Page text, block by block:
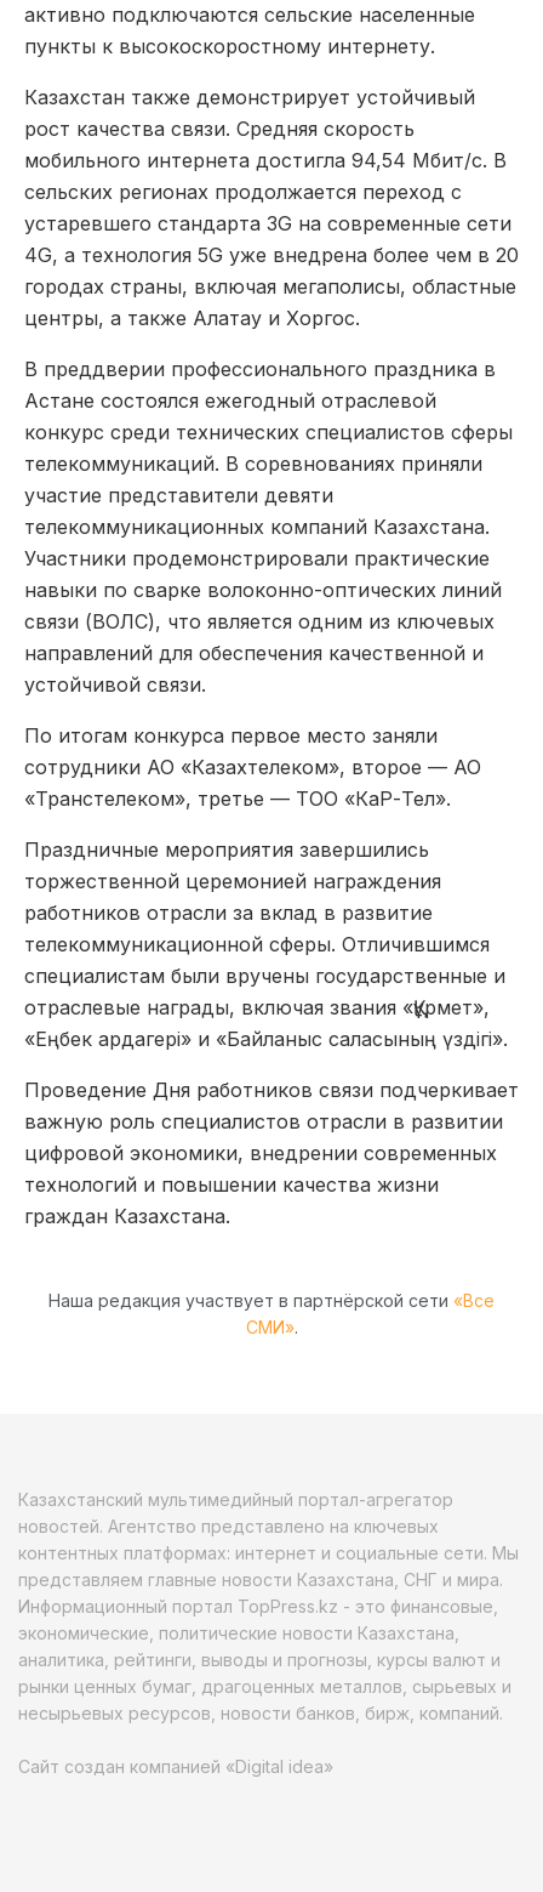
активно подключаются сельские населенные
пункты к высокоскоростному интернету.
Казахстан также демонстрирует устойчивый
рост качества связи. Средняя скорость
мобильного интернета достигла 94,54 Мбит/с. В
сельских регионах продолжается переход с
устаревшего стандарта 3G на современные сети
4G, а технология 5G уже внедрена более чем в 20
городах страны, включая мегаполисы, областные
центры, а также Алатау и Хоргос.
В преддверии профессионального праздника в
Астане состоялся ежегодный отраслевой
конкурс среди технических специалистов сферы
телекоммуникаций. В соревнованиях приняли
участие представители девяти
телекоммуникационных компаний Казахстана.
Участники продемонстрировали практические
навыки по сварке волоконно-оптических линий
связи (ВОЛС), что является одним из ключевых
направлений для обеспечения качественной и
устойчивой связи.
По итогам конкурса первое место заняли
сотрудники АО «Казахтелеком», второе — АО
«Транстелеком», третье — ТОО «КаР-Тел».
Праздничные мероприятия завершились
торжественной церемонией награждения
работников отрасли за вклад в развитие
телекоммуникационной сферы. Отличившимся
специалистам были вручены государственные и
отраслевые награды, включая звания «Құрмет»,
«Еңбек ардагері» и «Байланыс саласының үздігі».
Проведение Дня работников связи подчеркивает
важную роль специалистов отрасли в развитии
цифровой экономики, внедрении современных
технологий и повышении качества жизни
граждан Казахстана.
Наша редакция участвует в партнёрской сети «Все
СМИ».
Казахстанский мультимедийный портал-агрегатор
новостей. Агентство представлено на ключевых
контентных платформах: интернет и социальные сети. Мы
представляем главные новости Казахстана, СНГ и мира.
Информационный портал TopPress.kz - это финансовые,
экономические, политические новости Казахстана,
аналитика, рейтинги, выводы и прогнозы, курсы валют и
рынки ценных бумаг, драгоценных металлов, сырьевых и
несырьевых ресурсов, новости банков, бирж, компаний.
Сайт создан компанией «Digital idea»